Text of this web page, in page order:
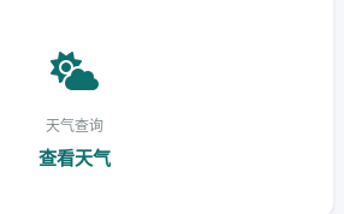
天气查询
查看天气